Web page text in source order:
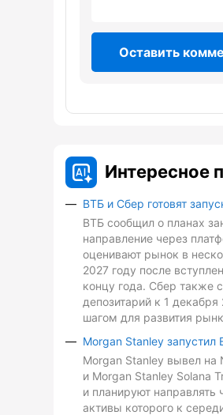
Оставить
Интересное
ВТБ и Сбер готовят
ВТБ сообщил о планах
направление через
оценивают рынок в
2027 году после
концу года. Сбер также
депозитарий к 1
шагом для развития
Morgan Stanley запустил
Morgan Stanley вывел на
и Morgan Stanley Solana
и планируют направлять
активы которого к